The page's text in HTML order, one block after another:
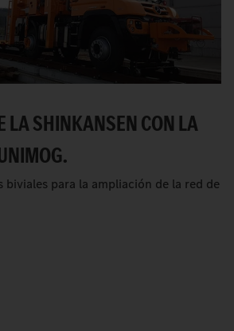
LA SHINKANSEN CON LA
biviales para la ampliación de la red de